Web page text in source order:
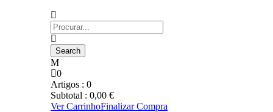
0
Artigos : 0
Subtotal : 0,00 €
Ver CarrinhoFinalizar Compra